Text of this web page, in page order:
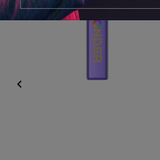
